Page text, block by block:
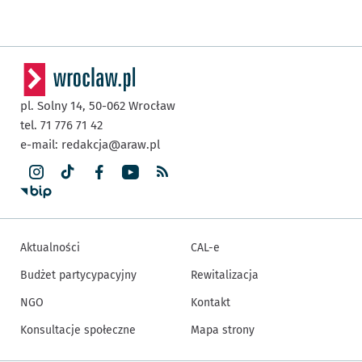
pl. Solny 14, 50-062 Wrocław
tel. 71 776 71 42
e-mail: redakcja@araw.pl
Aktualności
Budżet partycypacyjny
NGO
Konsultacje społeczne
CAL-e
Rewitalizacja
Kontakt
Mapa strony